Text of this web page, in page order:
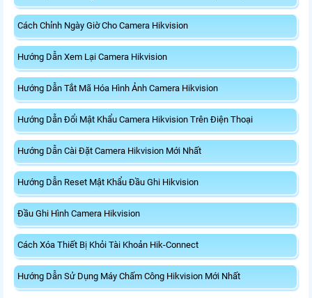
Cách Chỉnh Ngày Giờ Cho Camera Hikvision
Hướng Dẫn Xem Lại Camera Hikvision
Hướng Dẫn Tắt Mã Hóa Hình Ảnh Camera Hikvision
Hướng Dẫn Đổi Mật Khẩu Camera Hikvision Trên Điện Thoại
Hướng Dẫn Cài Đặt Camera Hikvision Mới Nhất
Hướng Dẫn Reset Mật Khẩu Đầu Ghi Hikvision
Đầu Ghi Hình Camera Hikvision
Cách Xóa Thiết Bị Khỏi Tài Khoản Hik-Connect
Hướng Dẫn Sử Dụng Máy Chấm Công Hikvision Mới Nhất